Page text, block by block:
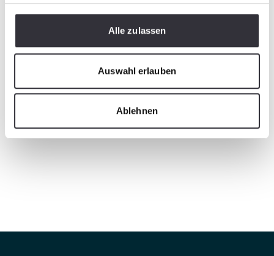
Alle zulassen
Auswahl erlauben
Ablehnen